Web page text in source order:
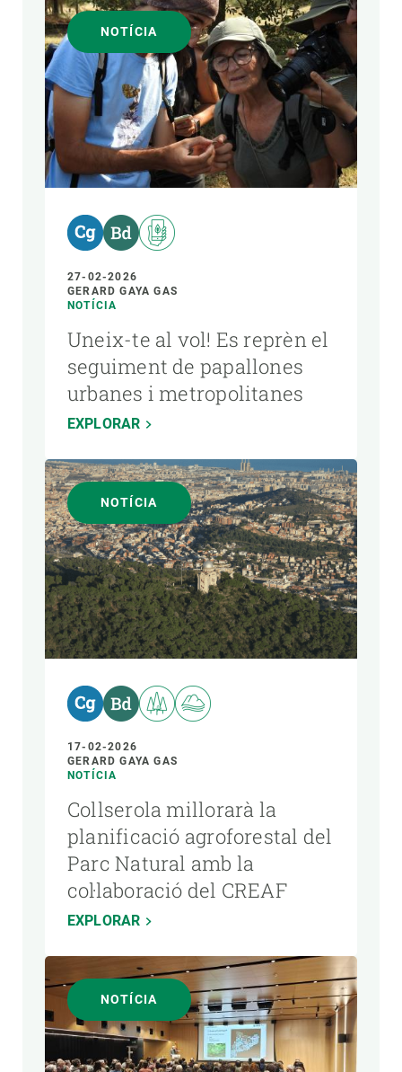
NOTÍCIA
27-02-2026
GERARD GAYA GAS
NOTÍCIA
Uneix-te al vol! Es reprèn el
seguiment de papallones
urbanes i metropolitanes
EXPLORAR
NOTÍCIA
17-02-2026
GERARD GAYA GAS
NOTÍCIA
Collserola millorarà la
planificació agroforestal del
Parc Natural amb la
col·laboració del CREAF
EXPLORAR
NOTÍCIA